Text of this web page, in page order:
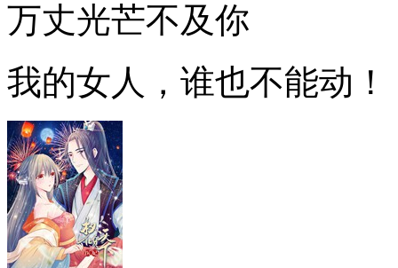
万丈光芒不及你
我的女人，谁也不能动！